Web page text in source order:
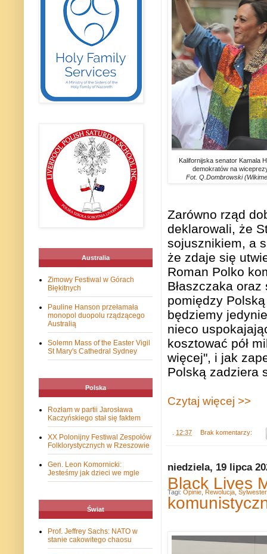
Kalifornijska senator Kamala
demokratów na
Fot. Q.Dombrowski
Zarówno rząd
deklarowali, że
sojusznikiem, a
że zdaje się
Roman Polko
Błaszczaka
pomiędzy
będziemy
nieco
kosztować pół
więcej", i jak
Polską zadziera
Czytaj więcej >>
12:37 Brak komentarzy:
niedziela, 19 lipca
Black Lives
Tagi: Opinie Rewolucja
Australia
Zimowy Festiwal w Górach
Błękitnych
Pauline Hanson przełamała
monopol duopolu rządzącego
Australią
Solemn Mass of the Easter Vigil
St Mary's Cathedral Sydney
Polska
Rozłam w partii Jarosława
Kaczyńskiego stał się faktem
XX Polonijny Festiwal Zespołów
Folklorystycznych w Rzeszowie
Gen. Leon Komornicki:
Jesteśmy jak dzieci we mgle
Świat
Prof. Jeffrey Sachs: NATO w
stanie cakowitego chaosu